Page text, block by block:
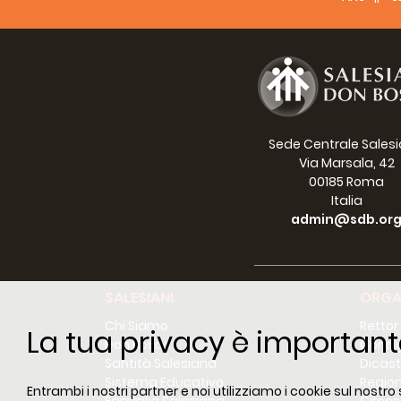
La tua privacy è
Entrambi i nostri partner e noi utilizziamo i cookie sul
Sede Centrale
Via Marsala, 42
00185 Roma
Italia
admin@sdb.org
Chi Siamo
Don Bosco
Santità Salesiana
Sistema Educativo
Regioni